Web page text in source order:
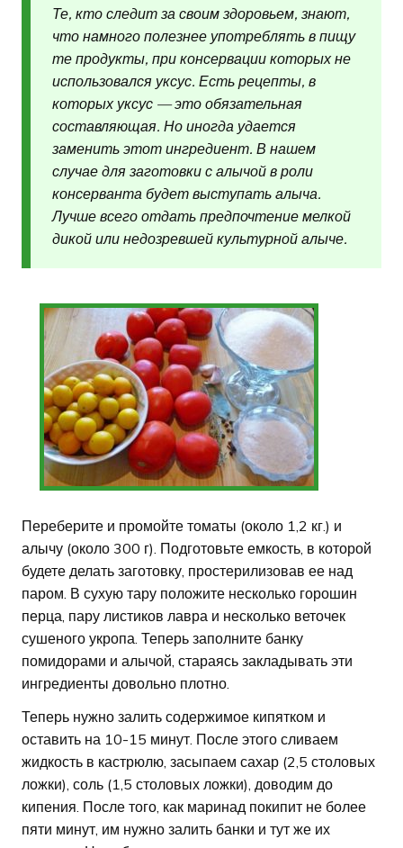
Те, кто следит за своим здоровьем, знают,
что намного полезнее употреблять в пищу
те продукты, при консервации которых не
использовался уксус. Есть рецепты, в
которых уксус — это обязательная
составляющая. Но иногда удается
заменить этот ингредиент. В нашем
случае для заготовки с алычой в роли
консерванта будет выступать алыча.
Лучше всего отдать предпочтение мелкой
дикой или недозревшей культурной алыче.
Переберите и промойте томаты (около 1,2 кг.) и
алычу (около 300 г). Подготовьте емкость, в которой
будете делать заготовку, простерилизовав ее над
паром. В сухую тару положите несколько горошин
перца, пару листиков лавра и несколько веточек
сушеного укропа. Теперь заполните банку
помидорами и алычой, стараясь закладывать эти
ингредиенты довольно плотно.
Теперь нужно залить содержимое кипятком и
оставить на 10-15 минут. После этого сливаем
жидкость в кастрюлю, засыпаем сахар (2,5 столовых
ложки), соль (1,5 столовых ложки), доводим до
кипения. После того, как маринад покипит не более
пяти минут, им нужно залить банки и тут же их